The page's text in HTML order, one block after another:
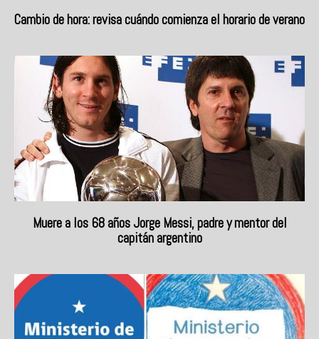
Cambio de hora: revisa cuándo comienza el horario de verano
Muere a los 68 años Jorge Messi, padre y mentor del
capitán argentino